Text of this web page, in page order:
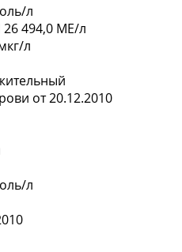
л
494,0 МЕ/л
л
от 20.12.2010
л